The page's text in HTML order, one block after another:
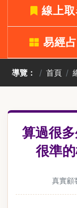
線上取
易經
導覽： 首頁
算過很
很準
真實顧